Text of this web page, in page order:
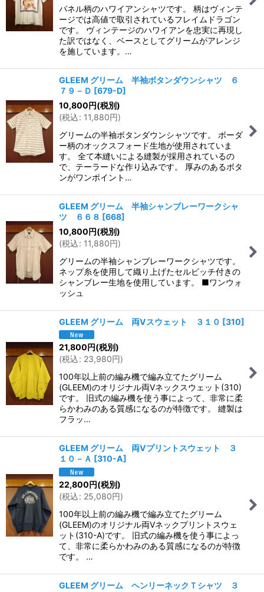
パネル柄のハワイアンシャツです。 柄はヴィンテ
ージでは高値で取引されているフレイムドラゴン
です。 ヴィンテージのハワイアンを忠実に再現し
た訳ではなく、ベースとしてグリームがアレンジ
を施しています。…
GLEEM グリーム 半袖ボタンダウンシャツ ６
７９－Ｄ [679-D]
10,800円(税別)
(税込: 11,880円)
グリームの半袖ボタンダウンシャツです。 ボーダ
ー柄のオックスフォード生地が使用されていま
す。 全て本縫いによる縫製が採用されているの
で、テーラードな作り込みです。 厚みのあるボタ
ンがワンポイント…
GLEEM グリーム 半袖シャンブレーワークシャ
ツ ６６８ [668]
10,800円(税別)
(税込: 11,880円)
グリームの半袖シャンブレーワークシャツです。
ネップ糸を使用して織り上げたセルビッチ付きの
シャンブレー生地を使用しています。 ■ワンウォ
ッシュ
GLEEM グリーム 両Vスウェット ３１０ [310]
21,800円(税別)
(税込: 23,980円)
100年以上前の編み機で編み立てたグリーム
(GLEEM)のオリジナル両Vネックスウェット(310)
です。 旧式の編み機を使う事によって、非常に柔
らかわみのある質感になるのが特徴です。 縫製は
フラッ…
GLEEM グリーム 両Vプリントスウェット ３
１０－Ａ [310-A]
22,800円(税別)
(税込: 25,080円)
100年以上前の編み機で編み立てたグリーム
(GLEEM)のオリジナル両Vネックプリントスウェ
ット(310-A)です。 旧式の編み機を使う事によっ
て、非常に柔らかわみのある質感になるのが特徴
です。 …
GLEEM グリーム ヘンリーネックＴシャツ ３